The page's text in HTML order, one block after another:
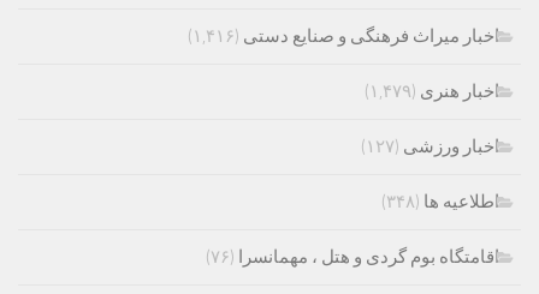
اخبار میراث فرهنگی و صنایع دستی (۱,۴۱۶)
اخبار هنری (۱,۴۷۹)
اخبار ورزشی (۱۲۷)
اطلاعیه ها (۳۴۸)
اقامتگاه بوم گردی و هتل ، مهمانسرا (۷۶)